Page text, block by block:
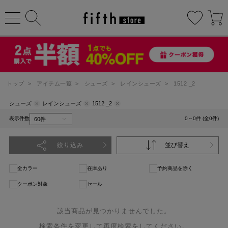
トップ > アイテム一覧 > シューズ > レインシューズ > 1512 _2
シューズ レインシューズ 1512 _2
表示件数 0～0件 (全0件)
絞り込み 並び替え
全カラー 在庫あり 予約商品を除く
クーポン対象 セール
該当商品が見つかりませんでした。
検索条件を変更して再度検索をしてください。